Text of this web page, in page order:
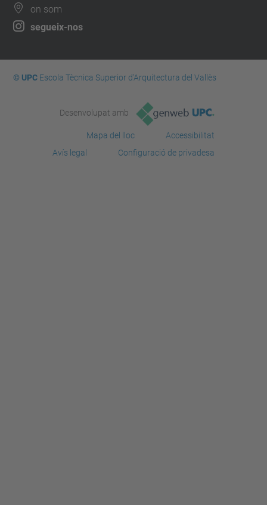
on som
segueix-nos
© UPCEscola Tècnica Superior d'Arquitectura del Vallès
Desenvolupat amb
Mapa del lloc
Accessibilitat
Avís legal
Configuració de privadesa